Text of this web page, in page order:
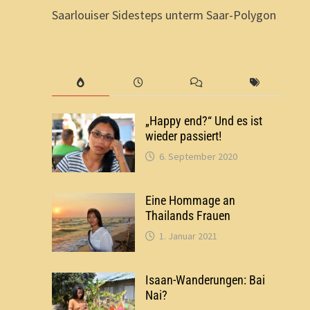
Saarlouiser Sidesteps unterm Saar-Polygon
„Happy end?“ Und es ist
wieder passiert!
6. September 2020
Eine Hommage an
Thailands Frauen
1. Januar 2021
Isaan-Wanderungen: Bai
Nai?